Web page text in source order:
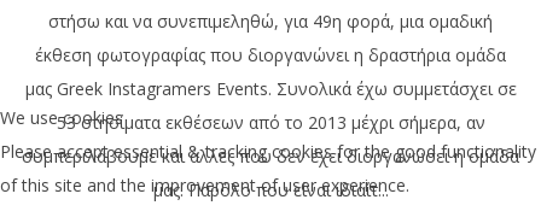
στήσω και να συνεπιμεληθώ, για 49η φορά, μια ομαδική
έκθεση φωτογραφίας που διοργανώνει η δραστήρια ομάδα
μας Greek Instagramers Events. Συνολικά έχω συμμετάσχει σε
53 στησίματα εκθέσεων από το 2013 μέχρι σήμερα, αν
συμπεριλάβουμε και άλλες που δεν έχει διοργανώσει η ομάδα
μας. Παρόλο που είναι ιδιαίτ...
We use cookies
Please accept essential & tracking cookies for the good functionality
of this site and the improvement of user experience.